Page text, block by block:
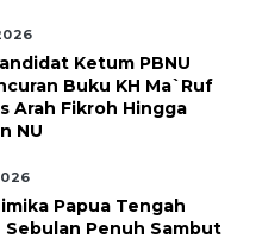
Ketum PBNU
Buku KH Ma`ruf
Arah Fikroh Hingga
NU
Papua Tengah
Penuh Sambut